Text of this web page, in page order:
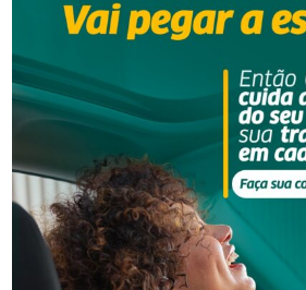
Segurança
Suspeito tenta fugir da PM,
arma e acaba preso em Laguna